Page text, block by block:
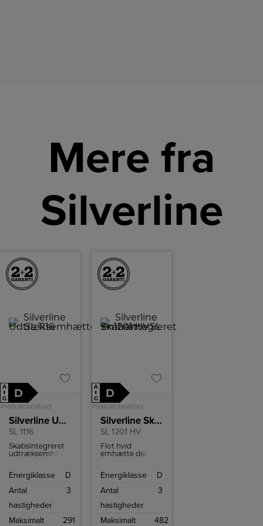
Mere fra
Silverline
A
↑
G
D
Produktdatablad
Silverline Udtræksemhætte
SL 1116
Skabsintegreret
udtræksemhætte
betjenes med
kommer med tre
sort og hvid.
Energiklasse
D
Antal
hastigheder
3
Maksimalt
291
A
↑
G
D
Produktdatablad
Silverline Skabsintegreret emhætte
SL 1201 HV
Flot hvid
emhætte der
Emhætten har 3
betjenes med
Energiklasse
D
Antal
hastigheder
3
Maksimalt
482